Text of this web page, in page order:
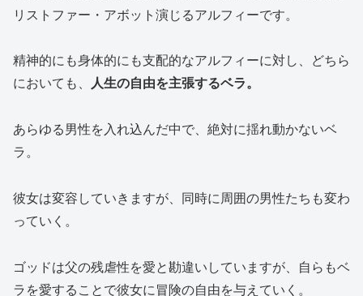
リストファー・アボット演じるアルフィーです。
精神的にも身体的にも支配的なアルフィーに対し、どちら
においても、
人生の自由を主張するベラ。
あらゆる男性を入れ込んだ中で、絶対に揺れ動かないベ
ラ。
彼女は変容していきますが、同時に周囲の男性たちも変わ
っていく。
ゴッドは父の残虐性を愛と勘違いしていますが、自らもベ
ラを愛することで彼女に冒険の自由を与えていく。